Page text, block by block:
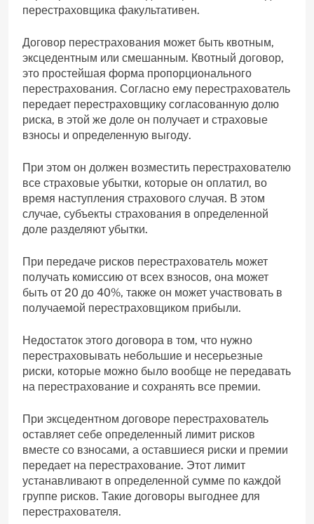
перестраховщика факультативен.
Договор перестрахования может быть квотным,
эксцедентным или смешанным. Квотный договор,
это простейшая форма пропорционального
перестрахования. Согласно ему перестрахователь
передает перестраховщику согласованную долю
риска, в этой же доле он получает и страховые
взносы и определенную выгоду.
При этом он должен возместить перестрахователю
все страховые убытки, которые он оплатил, во
время наступления страхового случая. В этом
случае, субъекты страхования в определенной
доле разделяют убытки.
При передаче рисков перестрахователь может
получать комиссию от всех взносов, она может
быть от 20 до 40%, также он может участвовать в
получаемой перестраховщиком прибыли.
Недостаток этого договора в том, что нужно
перестраховывать небольшие и несерьезные
риски, которые можно было вообще не передавать
на перестрахование и сохранять все премии.
При эксцедентном договоре перестрахователь
оставляет себе определенный лимит рисков
вместе со взносами, а оставшиеся риски и премии
передает на перестрахование. Этот лимит
устанавливают в определенной сумме по каждой
группе рисков. Такие договоры выгоднее для
перестрахователя.